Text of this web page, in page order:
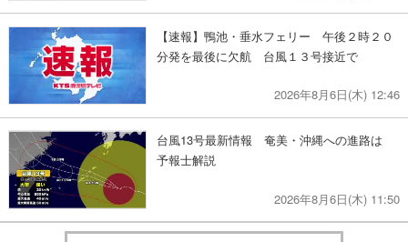
【速報】鴨池・垂水フェリー 午後２時２０
分発を最後に欠航 台風１３号接近で
2026年8月6日(木) 12:46
台風13号最新情報 奄美・沖縄への進路は
予報士解説
2026年8月6日(木) 11:50